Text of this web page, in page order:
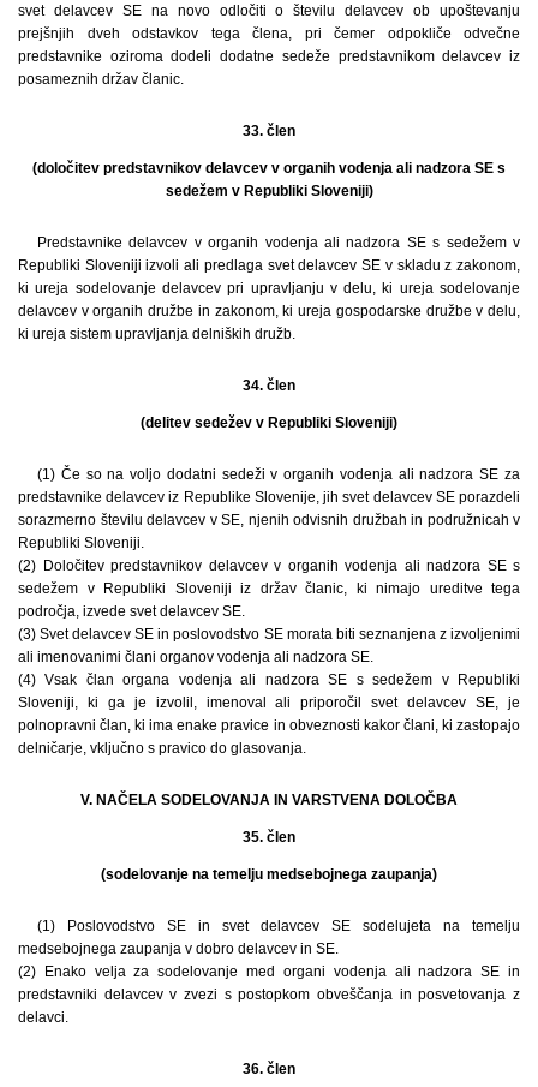
svet delavcev SE na novo odločiti o številu delavcev ob upoštevanju
prejšnjih dveh odstavkov tega člena, pri čemer odpokliče odvečne
predstavnike oziroma dodeli dodatne sedeže predstavnikom delavcev iz
posameznih držav članic.
33. člen
(določitev predstavnikov delavcev v organih vodenja ali nadzora SE s
sedežem v Republiki Sloveniji)
Predstavnike delavcev v organih vodenja ali nadzora SE s sedežem v
Republiki Sloveniji izvoli ali predlaga svet delavcev SE v skladu z zakonom,
ki ureja sodelovanje delavcev pri upravljanju v delu, ki ureja sodelovanje
delavcev v organih družbe in zakonom, ki ureja gospodarske družbe v delu,
ki ureja sistem upravljanja delniških družb.
34. člen
(delitev sedežev v Republiki Sloveniji)
(1) Če so na voljo dodatni sedeži v organih vodenja ali nadzora SE za
predstavnike delavcev iz Republike Slovenije, jih svet delavcev SE porazdeli
sorazmerno številu delavcev v SE, njenih odvisnih družbah in podružnicah v
Republiki Sloveniji.
(2) Določitev predstavnikov delavcev v organih vodenja ali nadzora SE s
sedežem v Republiki Sloveniji iz držav članic, ki nimajo ureditve tega
področja, izvede svet delavcev SE.
(3) Svet delavcev SE in poslovodstvo SE morata biti seznanjena z izvoljenimi
ali imenovanimi člani organov vodenja ali nadzora SE.
(4) Vsak član organa vodenja ali nadzora SE s sedežem v Republiki
Sloveniji, ki ga je izvolil, imenoval ali priporočil svet delavcev SE, je
polnopravni član, ki ima enake pravice in obveznosti kakor člani, ki zastopajo
delničarje, vključno s pravico do glasovanja.
V. NAČELA SODELOVANJA IN VARSTVENA DOLOČBA
35. člen
(sodelovanje na temelju medsebojnega zaupanja)
(1) Poslovodstvo SE in svet delavcev SE sodelujeta na temelju
medsebojnega zaupanja v dobro delavcev in SE.
(2) Enako velja za sodelovanje med organi vodenja ali nadzora SE in
predstavniki delavcev v zvezi s postopkom obveščanja in posvetovanja z
delavci.
36. člen